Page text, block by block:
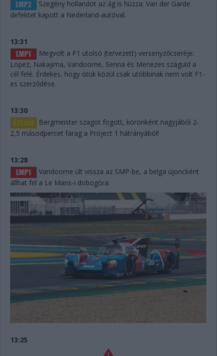
Szegény hollandot az ág is húzza: Van der Garde
defektet kapott a Nederland-autóval.
13:31
Megvolt a P1 utolsó (tervezett) versenyzőcseréje:
Lopez, Nakajima, Vandoorne, Senna és Menezes száguld a
cél felé. Érdekes, hogy ötük közül csak utóbbinak nem volt F1-
es szerződése.
13:30
Bergmeister szagot fogott, körönként nagyjából 2-
2,5 másodpercet farag a Project 1 hátrányából!
13:28
Vandoorne ült vissza az SMP-be, a belga újoncként
állhat fel a Le Mans-i dobogóra.
13:25